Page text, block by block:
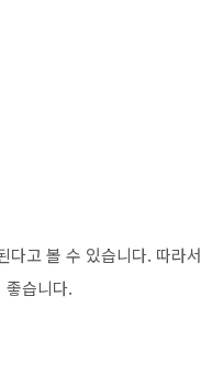
다고 볼 수 있습니다. 따라서
좋습니다.